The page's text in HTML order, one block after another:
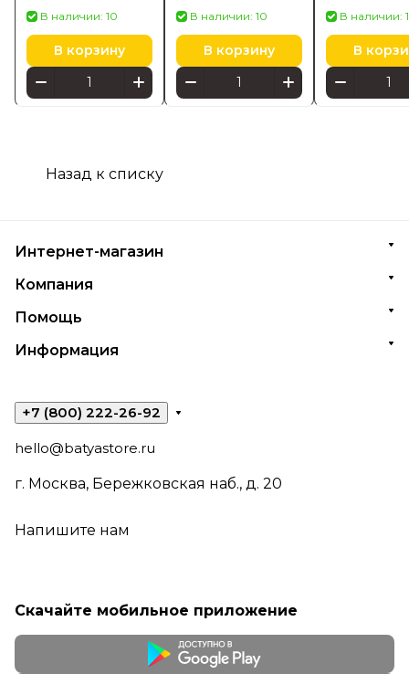
80+ Platinum
В наличии: 10
В корзину
Edition черный
В наличии: 10
В корзину
В наличии:
В
Назад к списку
Интернет-магазин
Компания
Помощь
Информация
+7 (800) 222-26-92
hello@batyastore.ru
г. Москва, Бережковская наб., д. 20
Напишите нам
Скачайте мобильное приложение